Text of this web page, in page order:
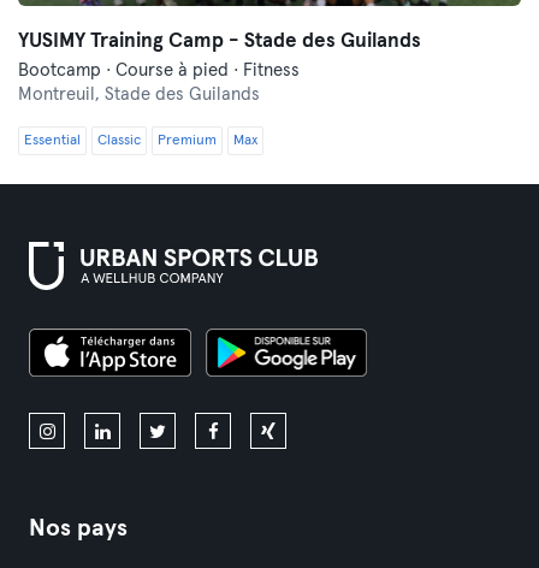
YUSIMY Training Camp - Stade des Guilands
Bootcamp · Course à pied · Fitness
Montreuil, Stade des Guilands
Essential Classic Premium Max
Nos pays